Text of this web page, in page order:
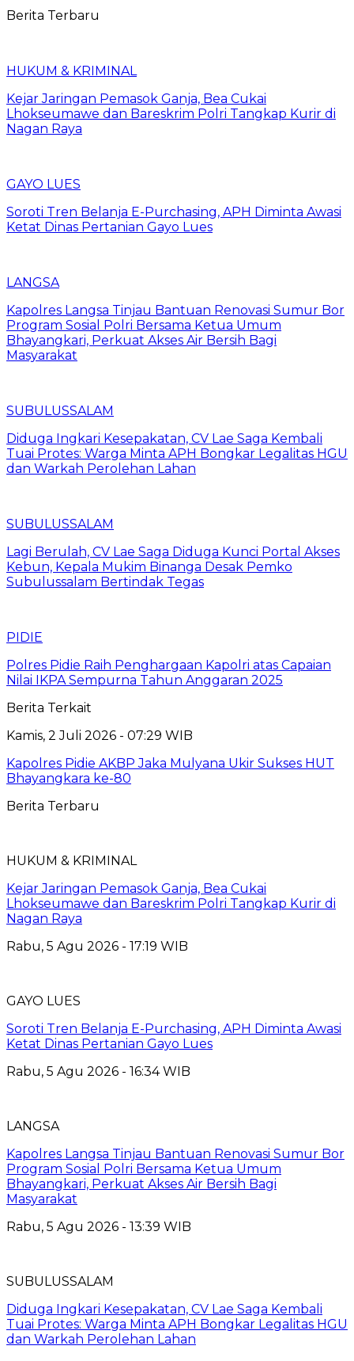
Berita Terbaru
HUKUM & KRIMINAL
Kejar Jaringan Pemasok Ganja, Bea Cukai
Lhokseumawe dan Bareskrim Polri Tangkap Kurir di
Nagan Raya
GAYO LUES
Soroti Tren Belanja E-Purchasing, APH Diminta Awasi
Ketat Dinas Pertanian Gayo Lues
LANGSA
Kapolres Langsa Tinjau Bantuan Renovasi Sumur Bor
Program Sosial Polri Bersama Ketua Umum
Bhayangkari, Perkuat Akses Air Bersih Bagi
Masyarakat
SUBULUSSALAM
Diduga Ingkari Kesepakatan, CV Lae Saga Kembali
Tuai Protes: Warga Minta APH Bongkar Legalitas HGU
dan Warkah Perolehan Lahan
SUBULUSSALAM
Lagi Berulah, CV Lae Saga Diduga Kunci Portal Akses
Kebun, Kepala Mukim Binanga Desak Pemko
Subulussalam Bertindak Tegas
PIDIE
Polres Pidie Raih Penghargaan Kapolri atas Capaian
Nilai IKPA Sempurna Tahun Anggaran 2025
Berita Terkait
Kamis, 2 Juli 2026 - 07:29 WIB
Kapolres Pidie AKBP Jaka Mulyana Ukir Sukses HUT
Bhayangkara ke-80
Berita Terbaru
HUKUM & KRIMINAL
Kejar Jaringan Pemasok Ganja, Bea Cukai
Lhokseumawe dan Bareskrim Polri Tangkap Kurir di
Nagan Raya
Rabu, 5 Agu 2026 - 17:19 WIB
GAYO LUES
Soroti Tren Belanja E-Purchasing, APH Diminta Awasi
Ketat Dinas Pertanian Gayo Lues
Rabu, 5 Agu 2026 - 16:34 WIB
LANGSA
Kapolres Langsa Tinjau Bantuan Renovasi Sumur Bor
Program Sosial Polri Bersama Ketua Umum
Bhayangkari, Perkuat Akses Air Bersih Bagi
Masyarakat
Rabu, 5 Agu 2026 - 13:39 WIB
SUBULUSSALAM
Diduga Ingkari Kesepakatan, CV Lae Saga Kembali
Tuai Protes: Warga Minta APH Bongkar Legalitas HGU
dan Warkah Perolehan Lahan